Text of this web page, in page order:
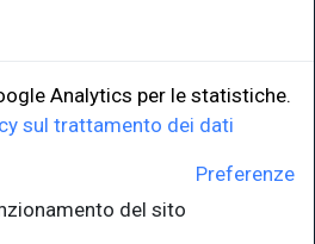
Ateneo
Analytics per le statistiche.
sul trattamento dei dati
Preferenze
del sito